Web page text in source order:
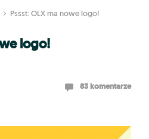
Pssst: OLX ma nowe logo!
logo!
83 komentarze